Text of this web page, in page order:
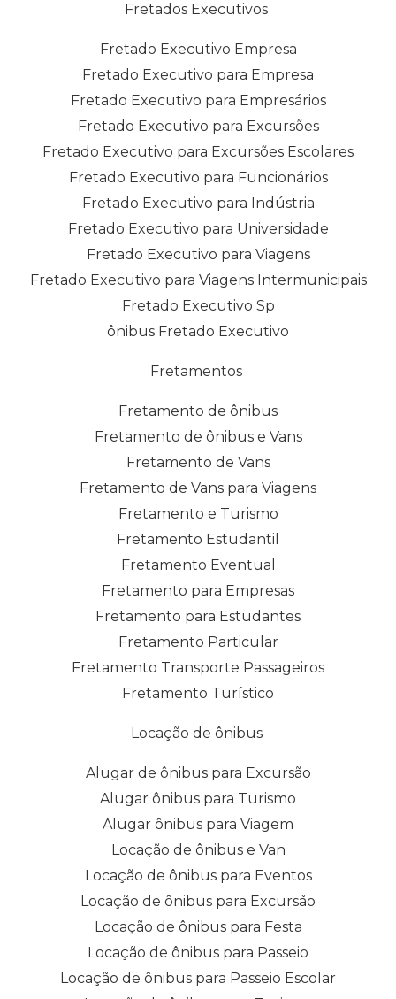
Fretados Executivos
Fretado Executivo Empresa
Fretado Executivo para Empresa
Fretado Executivo para Empresários
Fretado Executivo para Excursões
Fretado Executivo para Excursões Escolares
Fretado Executivo para Funcionários
Fretado Executivo para Indústria
Fretado Executivo para Universidade
Fretado Executivo para Viagens
Fretado Executivo para Viagens Intermunicipais
Fretado Executivo Sp
ônibus Fretado Executivo
Fretamentos
Fretamento de ônibus
Fretamento de ônibus e Vans
Fretamento de Vans
Fretamento de Vans para Viagens
Fretamento e Turismo
Fretamento Estudantil
Fretamento Eventual
Fretamento para Empresas
Fretamento para Estudantes
Fretamento Particular
Fretamento Transporte Passageiros
Fretamento Turístico
Locação de ônibus
Alugar de ônibus para Excursão
Alugar ônibus para Turismo
Alugar ônibus para Viagem
Locação de ônibus e Van
Locação de ônibus para Eventos
Locação de ônibus para Excursão
Locação de ônibus para Festa
Locação de ônibus para Passeio
Locação de ônibus para Passeio Escolar